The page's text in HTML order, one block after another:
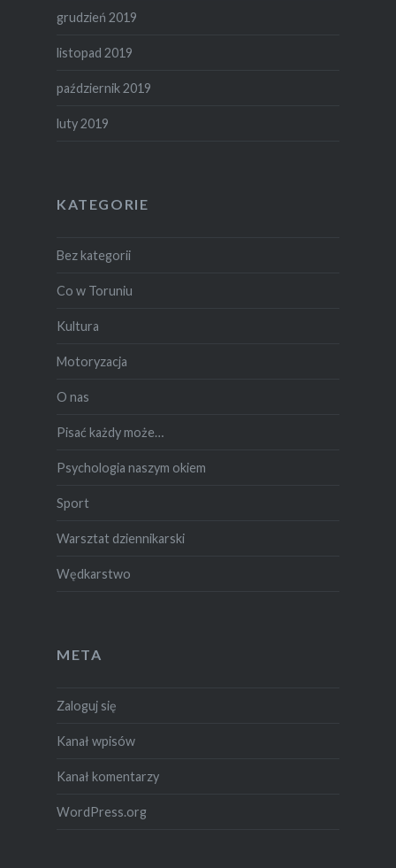
grudzień 2019
listopad 2019
październik 2019
luty 2019
KATEGORIE
Bez kategorii
Co w Toruniu
Kultura
Motoryzacja
O nas
Pisać każdy może…
Psychologia naszym okiem
Sport
Warsztat dziennikarski
Wędkarstwo
META
Zaloguj się
Kanał wpisów
Kanał komentarzy
WordPress.org